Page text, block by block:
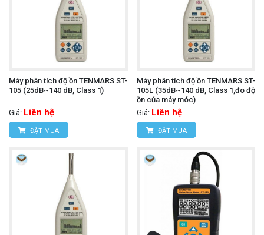
Máy phân tích độ ồn TENMARS ST-
105 (25dB~140 dB, Class 1)
Giá: Liên hệ
ĐẶT MUA
Máy phân tích độ ồn TENMARS ST-
105L (35dB~140 dB, Class 1,đo độ
ồn của máy móc)
Giá: Liên hệ
ĐẶT MUA